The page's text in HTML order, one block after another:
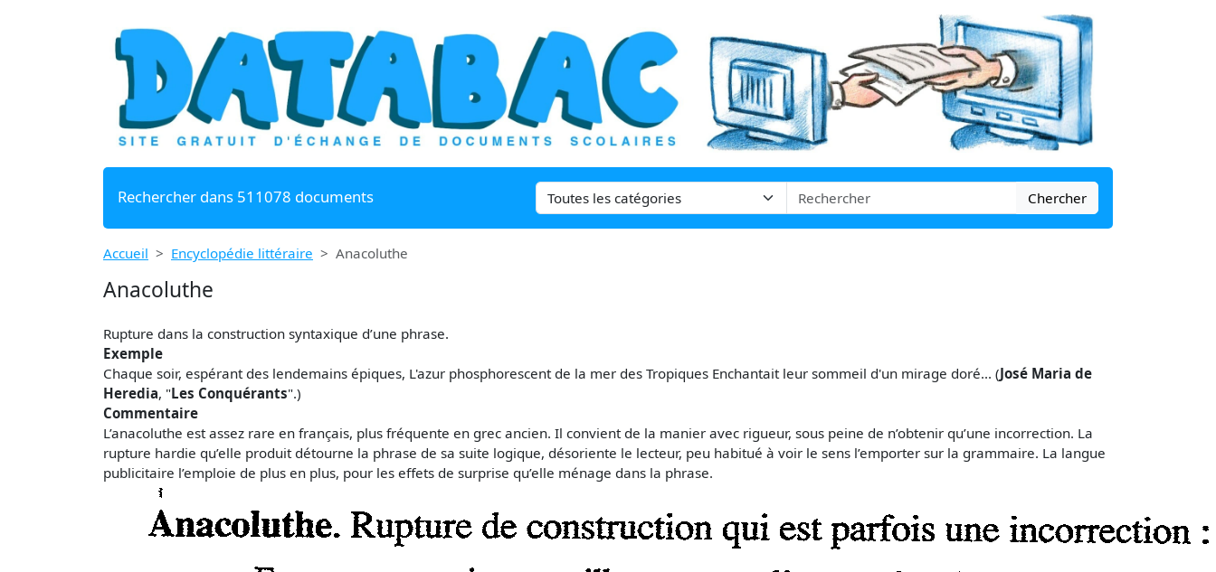
Rechercher dans 511078 documents Chercher
Accueil Encyclopédie littéraire Anacoluthe
Anacoluthe
Rupture dans la construction syntaxique d’une phrase.
Exemple
Chaque soir, espérant des lendemains épiques, L'azur phosphorescent de la mer des Tropiques Enchantait leur sommeil d'un mirage doré... (José Maria de
Heredia, "Les Conquérants".)
Commentaire
L’anacoluthe est assez rare en français, plus fréquente en grec ancien. Il convient de la manier avec rigueur, sous peine de n’obtenir qu’une incorrection. La
rupture hardie qu’elle produit détourne la phrase de sa suite logique, désoriente le lecteur, peu habitué à voir le sens l’emporter sur la grammaire. La langue
publicitaire l’emploie de plus en plus, pour les effets de surprise qu’elle ménage dans la phrase.